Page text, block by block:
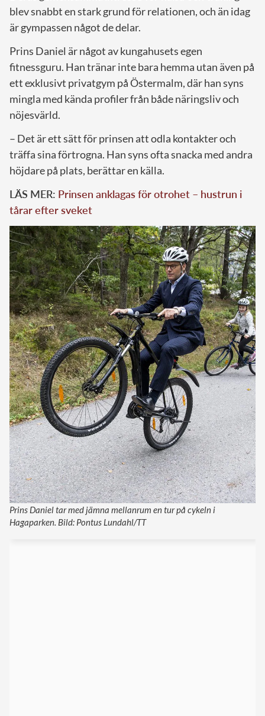
blev snabbt en stark grund för relationen, och än idag
är gympassen något de delar.
Prins Daniel är något av kungahusets egen
fitnessguru. Han tränar inte bara hemma utan även på
ett exklusivt privatgym på Östermalm, där han syns
mingla med kända profiler från både näringsliv och
nöjesvärld.
– Det är ett sätt för prinsen att odla kontakter och
träffa sina förtrogna. Han syns ofta snacka med andra
höjdare på plats, berättar en källa.
LÄS MER: Prinsen anklagas för otrohet – hustrun i
tårar efter sveket
Prins Daniel tar med jämna mellanrum en tur på cykeln i
Hagaparken. Bild: Pontus Lundahl/TT